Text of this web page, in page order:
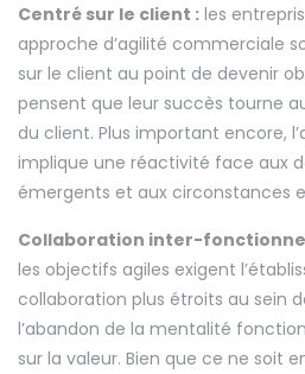
Centré sur le client : les
approche d’agilité commerciale
sur le client au point de devenir
pensent que leur succès tourne
du client. Plus important encore,
implique une réactivité face aux
émergents et aux circonstances
Collaboration inter-
les objectifs agiles exigent
collaboration plus étroits au sein
l’abandon de la mentalité
sur la valeur. Bien que ce ne soit